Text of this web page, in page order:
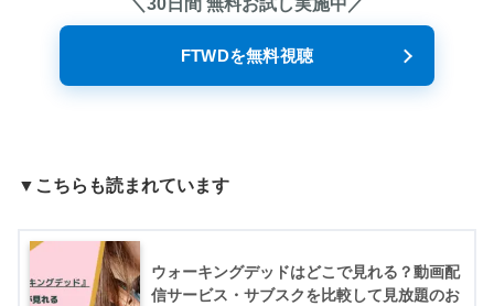
＼30日間 無料お試し実施中／
FTWDを無料視聴
▼こちらも読まれています
ウォーキングデッドはどこで見れる？動画配
信サービス・サブスクを比較して見放題のお